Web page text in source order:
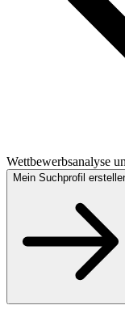
Wettbewerbsanalyse
Mein Suchprofil